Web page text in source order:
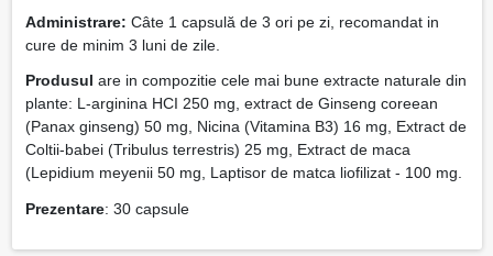
Administrare: Câte 1 capsulă de 3 ori pe zi, recomandat in
cure de minim 3 luni de zile.
Produsul are in compozitie cele mai bune extracte naturale din
plante: L-arginina HCI 250 mg, extract de Ginseng coreean
(Panax ginseng) 50 mg, Nicina (Vitamina B3) 16 mg, Extract de
Coltii-babei (Tribulus terrestris) 25 mg, Extract de maca
(Lepidium meyenii 50 mg, Laptisor de matca liofilizat - 100 mg.
Prezentare: 30 capsule